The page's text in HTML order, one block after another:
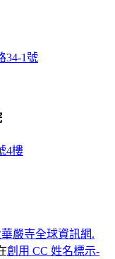
34-1號
4樓
嚴寺全球資訊網.
創用 CC 姓名標示-